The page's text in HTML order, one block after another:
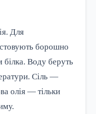
Для
борошно
білка. Воду беруть
Сіль —
олія — тільки